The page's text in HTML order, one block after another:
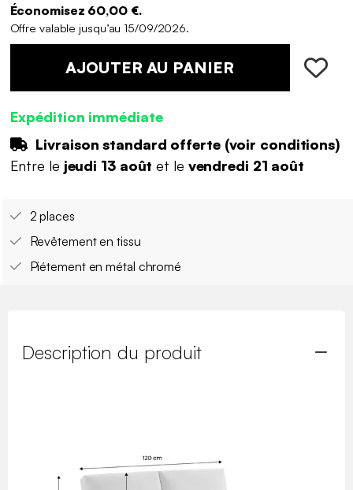
Économisez 60,00 €.
Offre valable jusqu’au 15/09/2026.
AJOUTER AU PANIER
Expédition immédiate
Livraison standard offerte (voir conditions)
Entre le jeudi 13 août et le vendredi 21 août
2 places
Revêtement en tissu
Piétement en métal chromé
Description du produit